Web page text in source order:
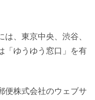
、東京中央、渋谷、
「ゆうゆう窓口」を有
便株式会社のウェブサ